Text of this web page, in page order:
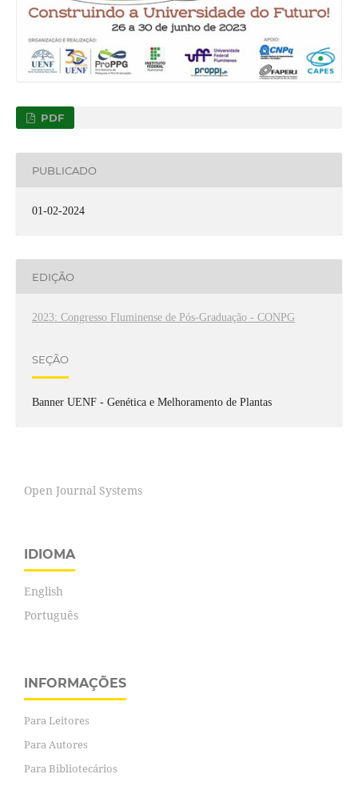
PDF
PUBLICADO
01-02-2024
EDIÇÃO
2023: Congresso Fluminense de Pós-Graduação - CONPG
SEÇÃO
Banner UENF - Genética e Melhoramento de Plantas
Open Journal Systems
IDIOMA
English
Português
INFORMAÇÕES
Para Leitores
Para Autores
Para Bibliotecários